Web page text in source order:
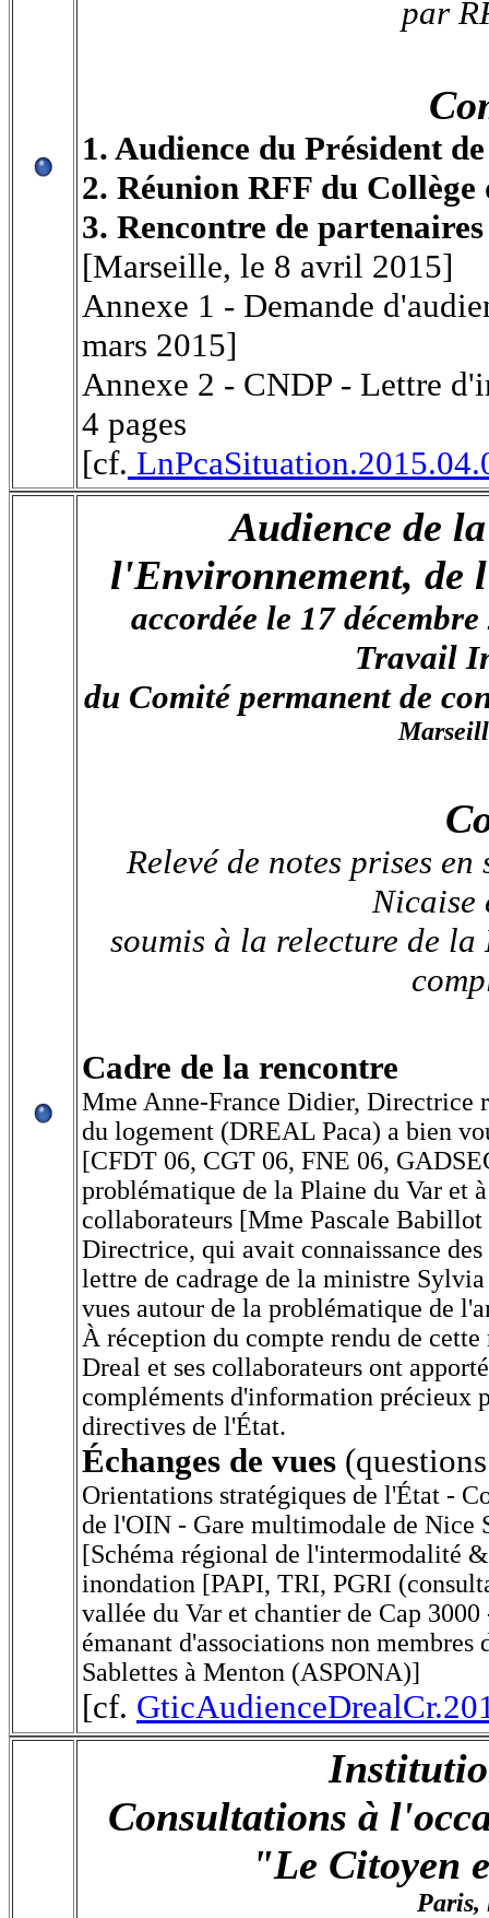
par
1. Audience du Président
2. Réunion RFF du Collège
3. Rencontre de
[Marseille, le 8 avril 2015]
Annexe 1 - Demande
mars 2015]
Annexe 2 - CNDP - Lettre
4 pages
[cf.
Audience de
l'Environnement, de
accordée le 17
Travail
du Comité permanent de
Relevé de notes prises
Nicaise
soumis à la relecture de
Cadre de la rencontre
Mme Anne-France Didier, Directrice
du logement (DREAL Paca) a bien
[CFDT 06, CGT 06, FNE 06,
problématique de la Plaine du Var et
collaborateurs [Mme Pascale
Directrice, qui avait connaissance
lettre de cadrage de la ministre
vues autour de la problématique de
À réception du compte rendu de
Dreal et ses collaborateurs ont
compléments d'information précieux
directives de l'État.
Échanges de vues
Orientations stratégiques de l'État -
de l'OIN - Gare multimodale de
[Schéma régional de l'intermodalité
inondation [PAPI, TRI, PGRI
vallée du Var et chantier de Cap
émanant d'associations non
Sablettes à Menton (ASPONA)]
[cf.
Consultations à
"Le Citoyen
Paris,